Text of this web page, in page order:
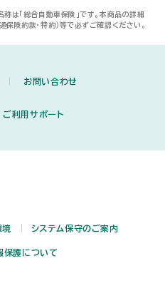
称は「総合自動車保険」です。本商品の詳細
保険約款・特約）等で必ずご確認ください。
お問い合わせ
ご利用サポート
境 システム保守のご案内
保護について